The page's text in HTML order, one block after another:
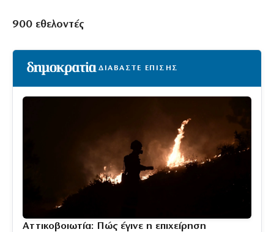
900 εθελοντές
ΔΙΑΒΑΣΤΕ ΕΠΙΣΗΣ
Αττικοβοιωτία: Πώς έγινε η επιχείρηση